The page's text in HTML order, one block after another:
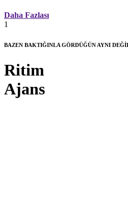
Daha Fazlası
1
BAZEN BAKTIĞINLA GÖRDÜĞÜN AYNI
Ritim
Ajans